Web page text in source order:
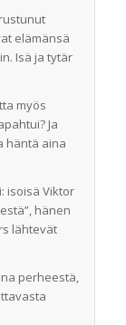
elämänsä
Isä ja tytär
myös
Ja
häntä aina
isoisä Viktor
hänen
lähtevät
perheestä,